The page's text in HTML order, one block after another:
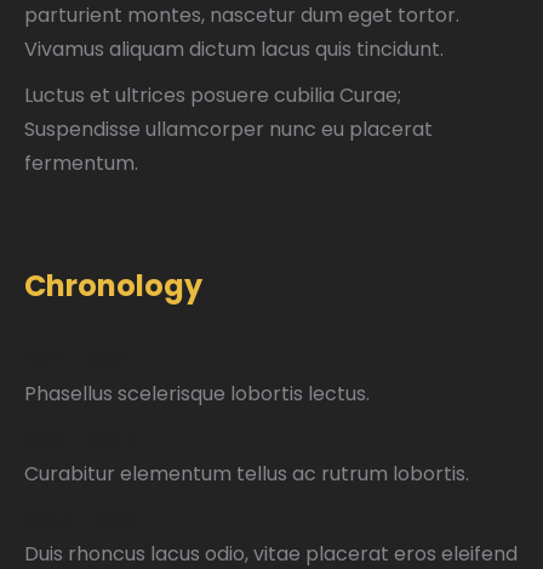
parturient montes, nascetur dum eget tortor.
Vivamus aliquam dictum lacus quis tincidunt.
Luctus et ultrices posuere cubilia Curae;
Suspendisse ullamcorper nunc eu placerat
fermentum.
Chronology
Phasellus scelerisque lobortis lectus.
Curabitur elementum tellus ac rutrum lobortis.
Duis rhoncus lacus odio, vitae placerat eros eleifend